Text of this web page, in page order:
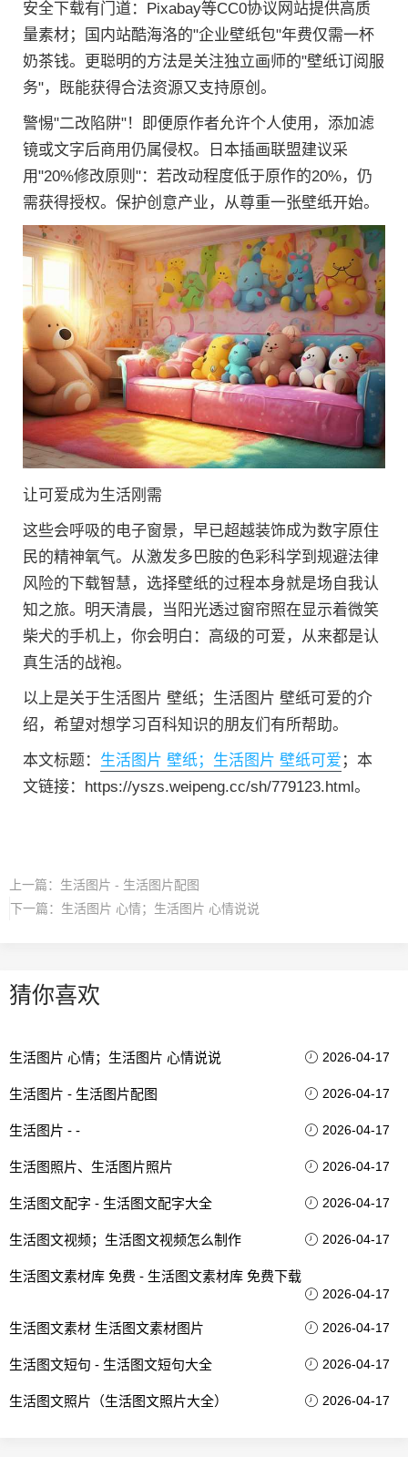
安全下载有门道：Pixabay等CC0协议网站提供高质
量素材；国内站酷海洛的"企业壁纸包"年费仅需一杯
奶茶钱。更聪明的方法是关注独立画师的"壁纸订阅服
务"，既能获得合法资源又支持原创。
警惕"二改陷阱"！即便原作者允许个人使用，添加滤
镜或文字后商用仍属侵权。日本插画联盟建议采
用"20%修改原则"：若改动程度低于原作的20%，仍
需获得授权。保护创意产业，从尊重一张壁纸开始。
让可爱成为生活刚需
这些会呼吸的电子窗景，早已超越装饰成为数字原住
民的精神氧气。从激发多巴胺的色彩科学到规避法律
风险的下载智慧，选择壁纸的过程本身就是场自我认
知之旅。明天清晨，当阳光透过窗帘照在显示着微笑
柴犬的手机上，你会明白：高级的可爱，从来都是认
真生活的战袍。
以上是关于生活图片 壁纸；生活图片 壁纸可爱的介
绍，希望对想学习百科知识的朋友们有所帮助。
本文标题： 生活图片 壁纸；生活图片 壁纸可爱 ；本
文链接：https://yszs.weipeng.cc/sh/779123.html。
上一篇： 生活图片 - 生活图片配图
下一篇： 生活图片 心情；生活图片 心情说说
猜你喜欢
生活图片 心情；生活图片 心情说说 2026-04-17
生活图片 - 生活图片配图 2026-04-17
生活图片 - - 2026-04-17
生活图照片、生活图片照片 2026-04-17
生活图文配字 - 生活图文配字大全 2026-04-17
生活图文视频；生活图文视频怎么制作 2026-04-17
生活图文素材库 免费 - 生活图文素材库 免费下载
2026-04-17
生活图文素材 生活图文素材图片 2026-04-17
生活图文短句 - 生活图文短句大全 2026-04-17
生活图文照片（生活图文照片大全） 2026-04-17